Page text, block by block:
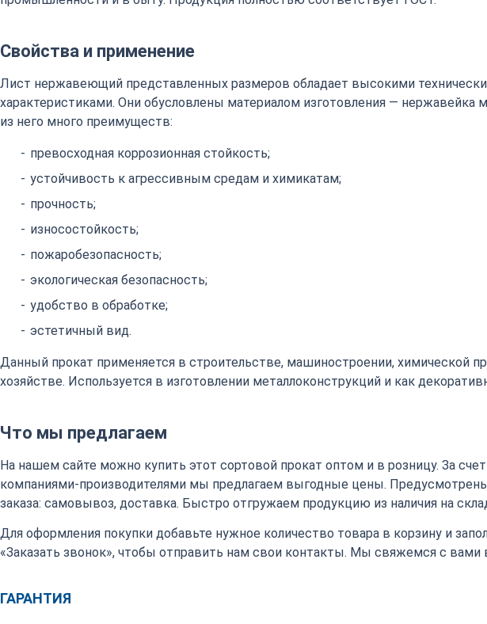
Свойства и применение
Лист нержавеющий представленных размеров обладает высокими
характеристиками. Они обусловлены материалом изготовления — нержавейка
из него много преимуществ:
превосходная коррозионная стойкость;
устойчивость к агрессивным средам и химикатам;
прочность;
износостойкость;
пожаробезопасность;
экологическая безопасность;
удобство в обработке;
эстетичный вид.
Данный прокат применяется в строительстве, машиностроении, химической
хозяйстве. Используется в изготовлении металлоконструкций и как
Что мы предлагаем
На нашем сайте можно купить этот сортовой прокат оптом и в розницу. За
компаниями-производителями мы предлагаем выгодные цены.
заказа: самовывоз, доставка. Быстро отгружаем продукцию из наличия на
Для оформления покупки добавьте нужное количество товара в корзину и
«Заказать звонок», чтобы отправить нам свои контакты. Мы свяжемся с
ГАРАНТИЯ